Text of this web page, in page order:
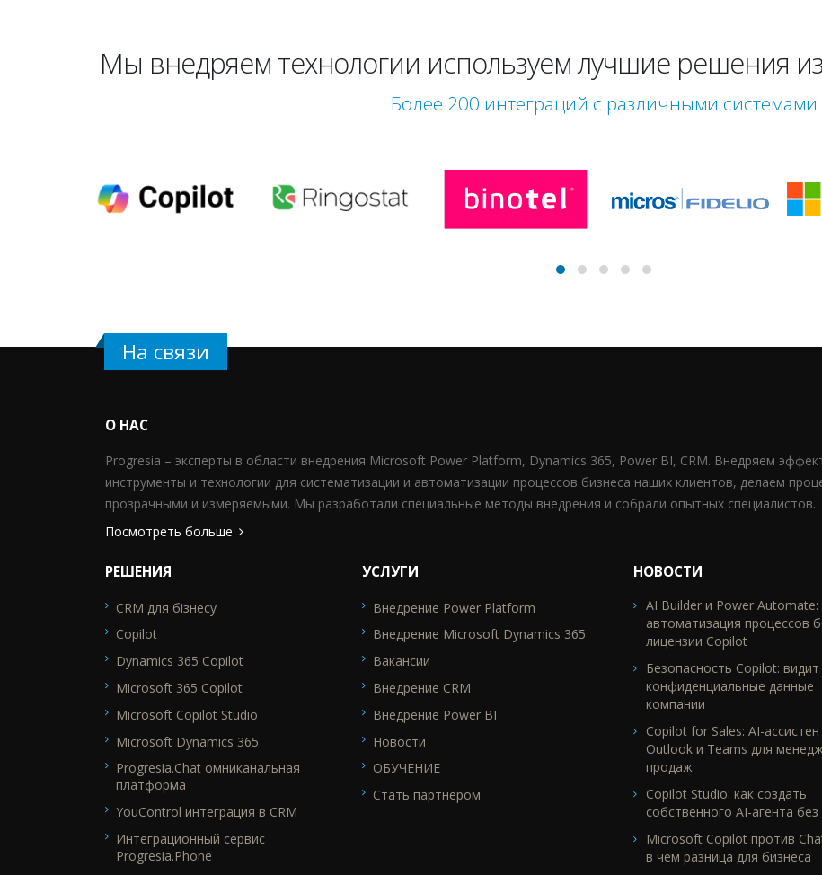
Мы внедряем технологии используем лучшие решения
Более 200 интеграций с различными системами
На связи
О НАС
Progresia – эксперты в области внедрения Microsoft Power Platform, Dynamics 365, Power BI, CRM. Внедряем
инструменты и технологии для систематизации и автоматизации процессов бизнеса наших клиентов, делаем
прозрачными и измеряемыми. Мы разработали специальные методы внедрения и собрали опытных специалистов.
Посмотреть больше
РЕШЕНИЯ
SEO_FTR1
CRM для бізнесу
Copilot
Dynamics 365 Copilot
Microsoft 365 Copilot
Microsoft Copilot Studio
Microsoft Dynamics 365
Progresia.Chat омниканальная
платформа
YouControl интеграция в CRM
Интеграционный сервис
Progresia.Phone
УСЛУГИ
SEO_FTR2
Внедрение Power Platform
Внедрение Microsoft Dynamics 365
Вакансии
Внедрение CRM
Внедрение Power BI
Новости
ОБУЧЕНИЕ
Стать партнером
НОВОСТИ
AI Builder и Power Automate:
автоматизация процессов
лицензии Copilot
Безопасность Copilot: видит
конфиденциальные данные
компании
Copilot for Sales: AI-
Outlook и Teams для
продаж
Copilot Studio: как создать
собственного AI-агента без
Microsoft Copilot против
в чем разница для бизнеса